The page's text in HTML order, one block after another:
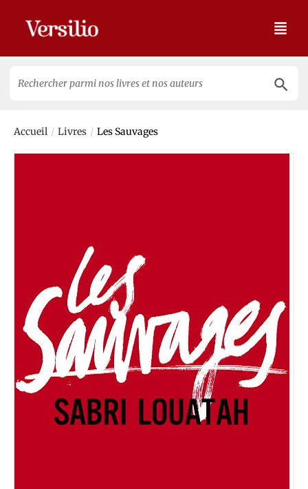
for:
Accueil / Livres / Les Sauvages